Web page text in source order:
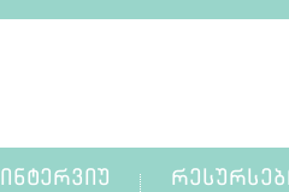
ᲘᲜᲢᲔᲠᲕᲘᲣ